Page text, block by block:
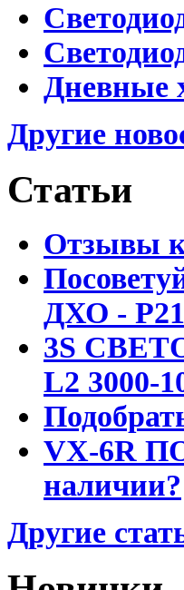
Дневные
Другие
Статьи
Отзывы
ДХО -
3S
L2 3000-
VX-6R
наличии?
Другие